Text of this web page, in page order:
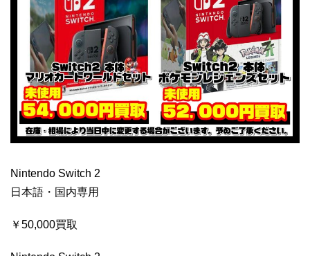
Nintendo Switch 2
日本語・国内専用
￥50,000買取